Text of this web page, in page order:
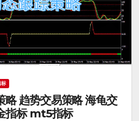
标
略 趋势交易策略 海龟交
指标 mt5指标